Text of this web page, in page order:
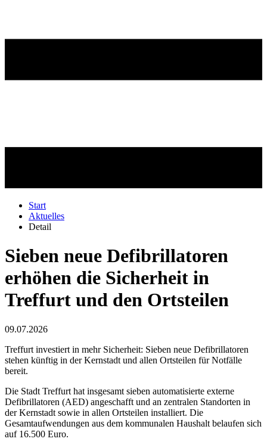
Start
Aktuelles
Detail
Sieben neue Defibrillatoren
erhöhen die Sicherheit in
Treffurt und den Ortsteilen
09.07.2026
Treffurt investiert in mehr Sicherheit: Sieben neue Defibrillatoren
stehen künftig in der Kernstadt und allen Ortsteilen für Notfälle
bereit.
Die Stadt Treffurt hat insgesamt sieben automatisierte externe
Defibrillatoren (AED) angeschafft und an zentralen Standorten in
der Kernstadt sowie in allen Ortsteilen installiert. Die
Gesamtaufwendungen aus dem kommunalen Haushalt belaufen sich
auf 16.500 Euro.